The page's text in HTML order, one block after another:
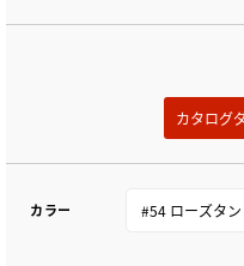
カタログ
カラー